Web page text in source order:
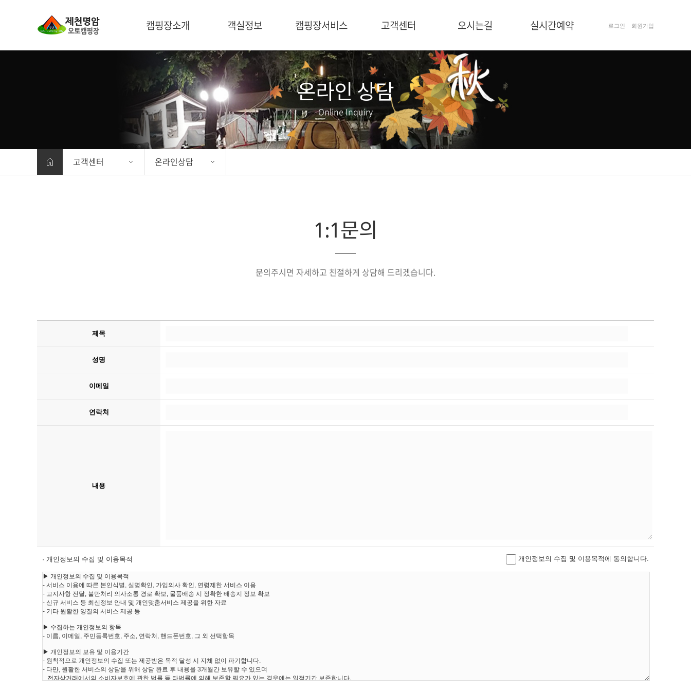
로그인 회원가입
캠핑장소개 객실정보 캠핑장서비스 고객센터 오시는길 실시간예약
캠핑장소개
갤러리
주변여행지
객실 전체보기
캠핑장
황토방3,4,5
황토방1
캠핑장서비스
공지사항
온라인상담
오시는길
온라인 상담
Online Inquiry
고객센터 온라인상담
1:1문의
문의주시면 자세하고 친절하게 상담해 드리겠습니다.
제목
성명
이메일
연락처
내용
· 개인정보의 수집 및 이용목적 개인정보의 수집 및 이용목적에 동의합니다.